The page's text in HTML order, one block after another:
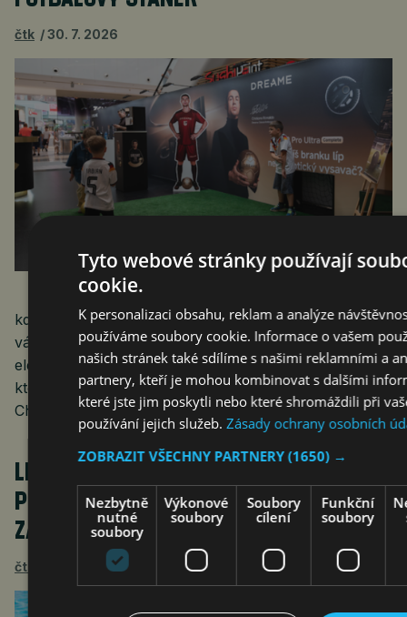
čtk 30. 7. 2026
Praha 30. července 2026 (PROTEXT) – Co se stane,
když se špičkové technologie střetnou s fotbalovou
vášní a světem krásy? Značka prémiové domácí
elektroniky Dreame přetvořila svůj Pop-Up stánek,
který se nachází v centrální části pražského Westfield
Chodov, na interaktivní prostor, kde se…
LETNÍ REŽIM A ŽENSKÉ SRDCE
PO ČTYŘICÍTCE: KDYŽ SE NENÁPADNÉ
ZÁTĚŽE ZAČNOU SČÍTAT
čtk 30. 7. 2026
Tyto webové stránky používají
cookie.
K personalizaci obsahu, reklam a analýze
používáme soubory cookie. Informace o vašem
našich stránek také sdílíme s našimi reklamními a
partnery, kteří je mohou kombinovat s dalšími
které jste jim poskytli nebo které shromáždili při
používání jejich služeb. Zásady ochrany osobních
ZOBRAZIT VŠECHNY PARTNERY (1650) →
Nezbytně
nutné
soubory
Výkonové
soubory
Soubory
cílení
Funkční
soubory